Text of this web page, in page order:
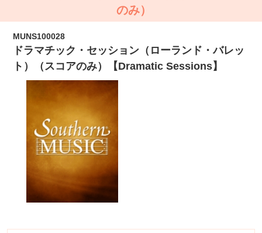
のみ）
MUNS100028
ドラマチック・セッション（ローランド・バレッ
ト）（スコアのみ）【Dramatic Sessions】